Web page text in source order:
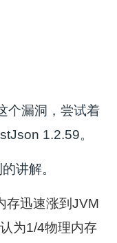
个漏洞，尝试着
1.2.59。
讲解。
存迅速涨到JVM
为1/4物理内存